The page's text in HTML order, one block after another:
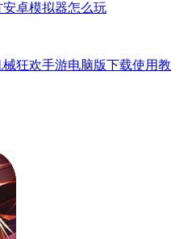
安卓模拟器怎么玩
狂欢手游电脑版下载使用教